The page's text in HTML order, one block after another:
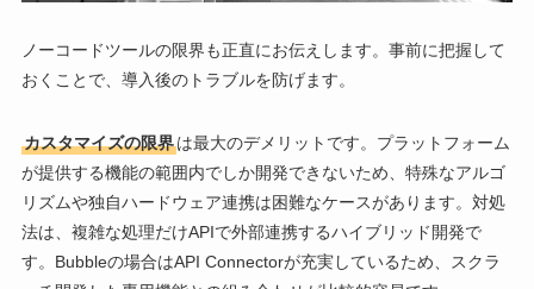
ノーコードツールの限界も正直にお伝えします。事前に把握して
おくことで、導入後のトラブルを防げます。
カスタマイズの限界は最大のデメリットです。プラットフォーム
が提供する機能の範囲内でしか開発できないため、特殊なアルゴ
リズムや独自ハードウェア連携は困難なケースがあります。対処
法は、複雑な処理だけAPIで外部連携するハイブリッド開発で
す。Bubbleの場合はAPI Connectorが充実しているため、スクラ